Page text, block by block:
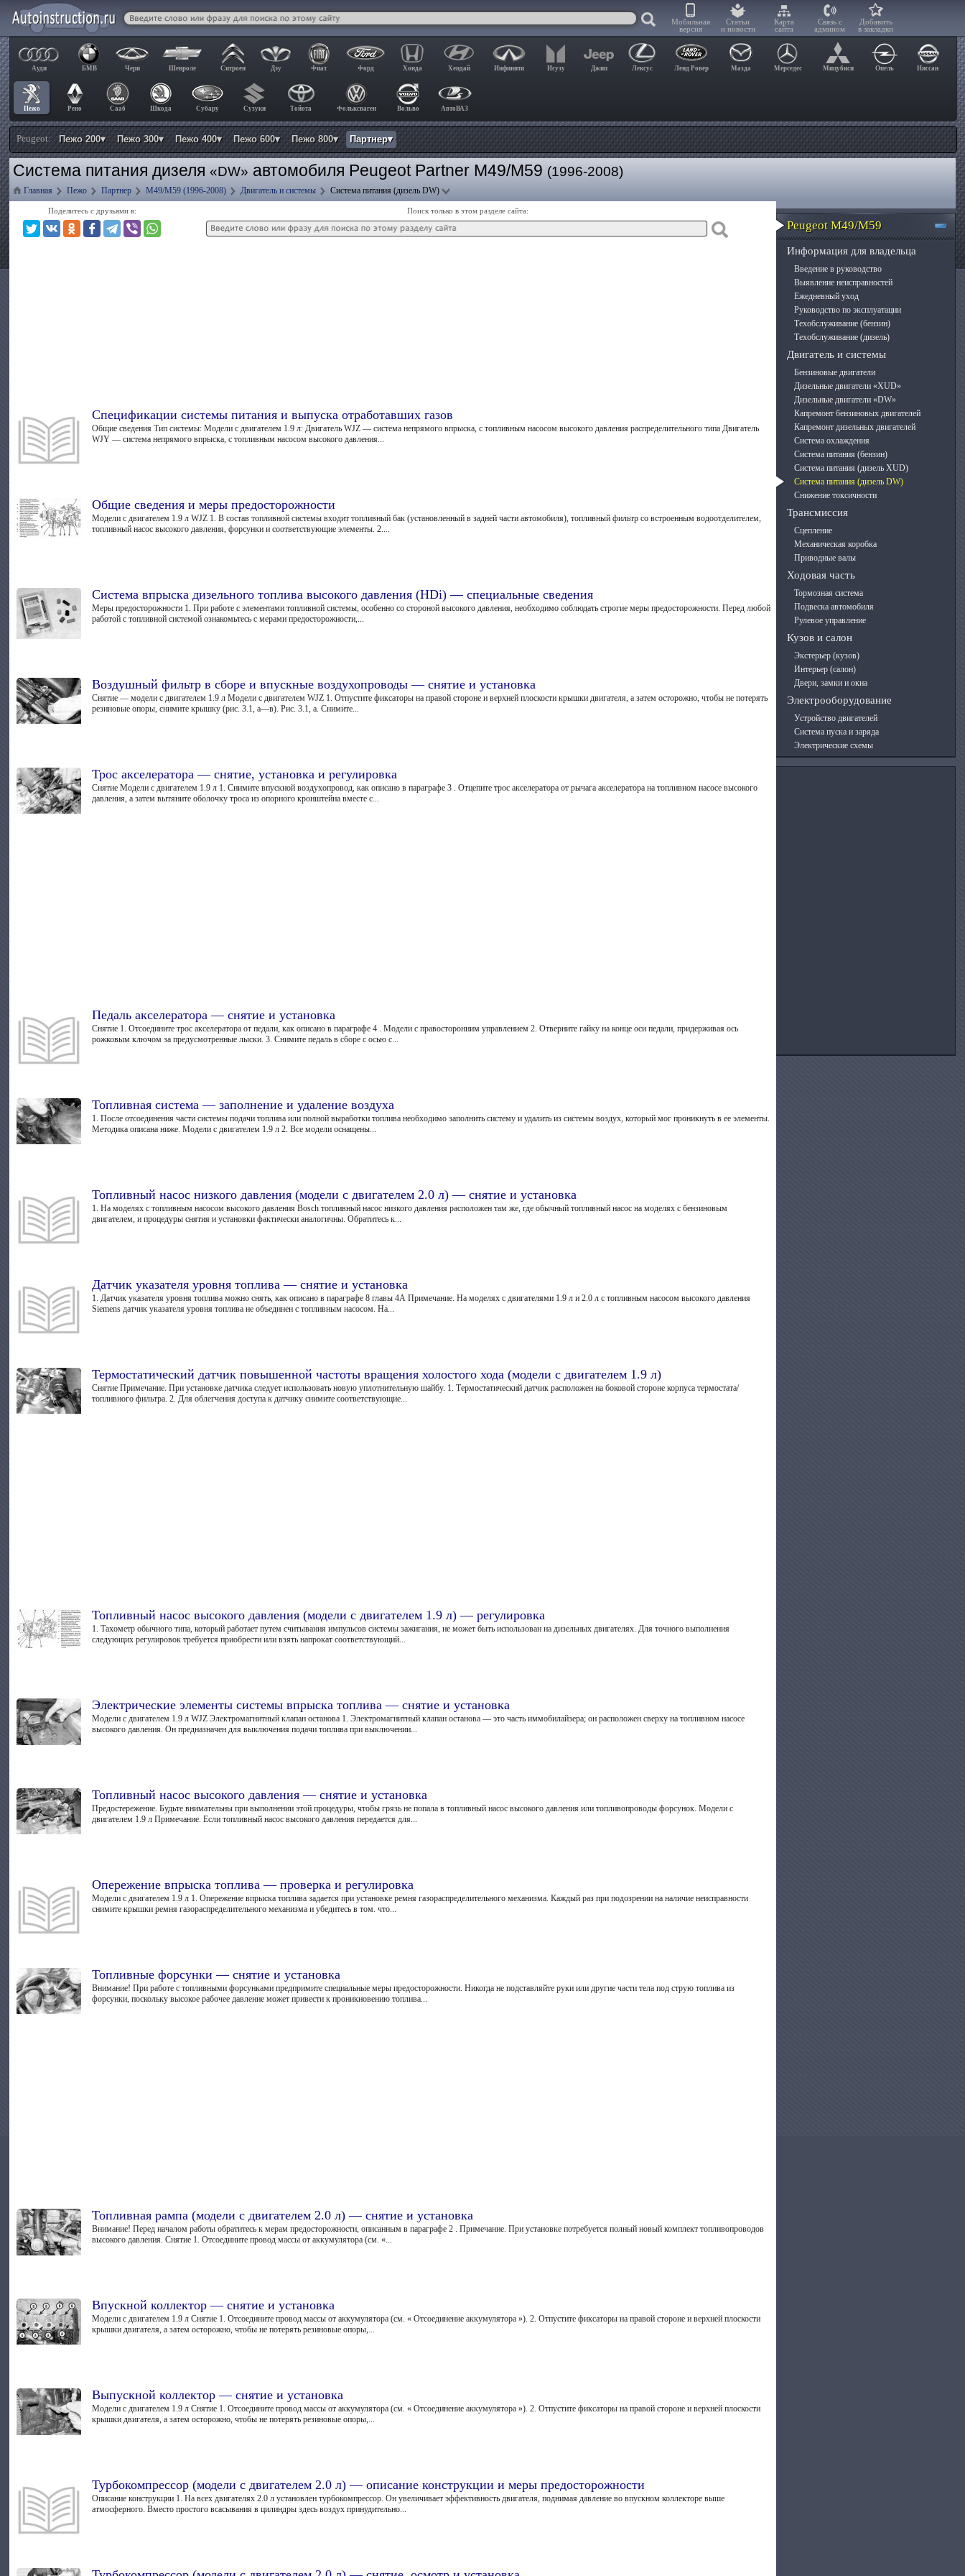
Мобильная
версия
Статьи
и новости
Карта
сайта
Связь с
админом
Добавить
в закладки
Ауди БМВ Чери Шевроле Ситроен Дэу Фиат Форд Хонда Хендай Инфинити Исузу Джип Лексус Ленд Ровер Мазда Мерседес Мицубиси Опель Ниссан
Пежо Рено Сааб Шкода Субару Сузуки Тойота Фольксваген Вольво АвтоВАЗ
Peugeot: Пежо 200▾ Пежо 300▾ Пежо 400▾ Пежо 600▾ Пежо 800▾ Партнер▾
Система питания дизеля«DW» автомобиля Peugeot Partner M49/M59 (1996-2008)
Главная Пежо Партнер M49/M59 (1996-2008) Двигатель и системы Система питания (дизель DW)
Поделитесь с друзьями в: Поиск только в этом разделе сайта:
Спецификации системы питания и выпуска отработавших газов
Общие сведения Тип системы: Модели с двигателем 1.9 л: Двигатель WJZ — система непрямого впрыска, с топливным насосом высокого давления распределительного типа Двигатель
WJY — система непрямого впрыска, с топливным насосом высокого давления...
Общие сведения и меры предосторожности
Модели с двигателем 1.9 л WJZ 1. В состав топливной системы входит топливный бак (установленный в задней части автомобиля), топливный фильтр со встроенным водоотделителем,
топливный насос высокого давления, форсунки и соответствующие элементы. 2....
Система впрыска дизельного топлива высокого давления (HDi) — специальные сведения
Меры предосторожности 1. При работе с элементами топливной системы, особенно со стороной высокого давления, необходимо соблюдать строгие меры предосторожности. Перед любой
работой с топливной системой ознакомьтесь с мерами предосторожности,...
Воздушный фильтр в сборе и впускные воздухопроводы — снятие и установка
Снятие — модели с двигателем 1.9 л Модели с двигателем WJZ 1. Отпустите фиксаторы на правой стороне и верхней плоскости крышки двигателя, а затем осторожно, чтобы не потерять
резиновые опоры, снимите крышку (рис. 3.1, а—в). Рис. 3.1, а. Снимите...
Трос акселератора — снятие, установка и регулировка
Снятие Модели с двигателем 1.9 л 1. Снимите впускной воздухопровод, как описано в параграфе 3 . Отцепите трос акселератора от рычага акселератора на топливном насосе высокого
давления, а затем вытяните оболочку троса из опорного кронштейна вместе с...
Педаль акселератора — снятие и установка
Снятие 1. Отсоедините трос акселератора от педали, как описано в параграфе 4 . Модели с правосторонним управлением 2. Отверните гайку на конце оси педали, придерживая ось
рожковым ключом за предусмотренные лыски. 3. Снимите педаль в сборе с осью с...
Топливная система — заполнение и удаление воздуха
1. После отсоединения части системы подачи топлива или полной выработки топлива необходимо заполнить систему и удалить из системы воздух, который мог проникнуть в ее элементы.
Методика описана ниже. Модели с двигателем 1.9 л 2. Все модели оснащены...
Топливный насос низкого давления (модели с двигателем 2.0 л) — снятие и установка
1. На моделях с топливным насосом высокого давления Bosch топливный насос низкого давления расположен там же, где обычный топливный насос на моделях с бензиновым
двигателем, и процедуры снятия и установки фактически аналогичны. Обратитесь к...
Датчик указателя уровня топлива — снятие и установка
1. Датчик указателя уровня топлива можно снять, как описано в параграфе 8 главы 4А Примечание. На моделях с двигателями 1.9 л и 2.0 л с топливным насосом высокого давления
Siemens датчик указателя уровня топлива не объединен с топливным насосом. На...
Термостатический датчик повышенной частоты вращения холостого хода (модели с двигателем 1.9 л)
Снятие Примечание. При установке датчика следует использовать новую уплотнительную шайбу. 1. Термостатический датчик расположен на боковой стороне корпуса термостата/
топливного фильтра. 2. Для облегчения доступа к датчику снимите соответствующие...
Топливный насос высокого давления (модели с двигателем 1.9 л) — регулировка
1. Тахометр обычного типа, который работает путем считывания импульсов системы зажигания, не может быть использован на дизельных двигателях. Для точного выполнения
следующих регулировок требуется приобрести или взять напрокат соответствующий...
Электрические элементы системы впрыска топлива — снятие и установка
Модели с двигателем 1.9 л WJZ Электромагнитный клапан останова 1. Электромагнитный клапан останова — это часть иммобилайзера; он расположен сверху на топливном насосе
высокого давления. Он предназначен для выключения подачи топлива при выключении...
Топливный насос высокого давления — снятие и установка
Предостережение. Будьте внимательны при выполнении этой процедуры, чтобы грязь не попала в топливный насос высокого давления или топливопроводы форсунок. Модели с
двигателем 1.9 л Примечание. Если топливный насос высокого давления передается для...
Опережение впрыска топлива — проверка и регулировка
Модели с двигателем 1.9 л 1. Опережение впрыска топлива задается при установке ремня газораспределительного механизма. Каждый раз при подозрении на наличие неисправности
снимите крышки ремня газораспределительного механизма и убедитесь в том. что...
Топливные форсунки — снятие и установка
Внимание! При работе с топливными форсунками предпримите специальные меры предосторожности. Никогда не подставляйте руки или другие части тела под струю топлива из
форсунки, поскольку высокое рабочее давление может привести к проникновению топлива...
Топливная рампа (модели с двигателем 2.0 л) — снятие и установка
Внимание! Перед началом работы обратитесь к мерам предосторожности, описанным в параграфе 2 . Примечание. При установке потребуется полный новый комплект топливопроводов
высокого давления. Снятие 1. Отсоедините провод массы от аккумулятора (см. «...
Впускной коллектор — снятие и установка
Модели с двигателем 1.9 л Снятие 1. Отсоедините провод массы от аккумулятора (см. « Отсоединение аккумулятора »). 2. Отпустите фиксаторы на правой стороне и верхней плоскости
крышки двигателя, а затем осторожно, чтобы не потерять резиновые опоры,...
Выпускной коллектор — снятие и установка
Модели с двигателем 1.9 л Снятие 1. Отсоедините провод массы от аккумулятора (см. « Отсоединение аккумулятора »). 2. Отпустите фиксаторы на правой стороне и верхней плоскости
крышки двигателя, а затем осторожно, чтобы не потерять резиновые опоры,...
Турбокомпрессор (модели с двигателем 2.0 л) — описание конструкции и меры предосторожности
Описание конструкции 1. На всех двигателях 2.0 л установлен турбокомпрессор. Он увеличивает эффективность двигателя, поднимая давление во впускном коллекторе выше
атмосферного. Вместо простого всасывания в цилиндры здесь воздух принудительно...
Peugeot M49/M59
Информация для владельца
Введение в руководство
Выявление неисправностей
Ежедневный уход
Руководство по эксплуатации
Техобслуживание (бензин)
Техобслуживание (дизель)
Двигатель и системы
Бензиновые двигатели
Дизельные двигатели «XUD»
Дизельные двигатели «DW»
Капремонт бензиновых двигателей
Капремонт дизельных двигателей
Система охлаждения
Система питания (бензин)
Система питания (дизель XUD)
Система питания (дизель DW)
Снижение токсичности
Трансмиссия
Сцепление
Механическая коробка
Приводные валы
Ходовая часть
Тормозная система
Подвеска автомобиля
Рулевое управление
Кузов и салон
Экстерьер (кузов)
Интерьер (салон)
Двери, замки и окна
Электрооборудование
Устройство двигателей
Система пуска и заряда
Электрические схемы